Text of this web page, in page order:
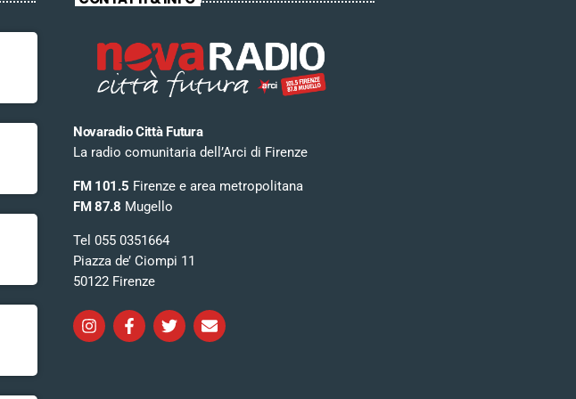
Novaradio Città Futura
La radio comunitaria dell’Arci di Firenze
FM 101.5 Firenze e area metropolitana
FM 87.8 Mugello
Tel 055 0351664
Piazza de’ Ciompi 11
50122 Firenze